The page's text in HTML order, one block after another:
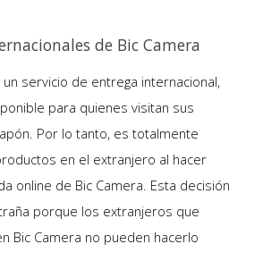
de Bic Camera
servicio de entrega internacional,
para quienes visitan sus
Por lo tanto, es totalmente
en el extranjero al hacer
online de Bic Camera. Esta decisión
porque los extranjeros que
Bic Camera no pueden hacerlo